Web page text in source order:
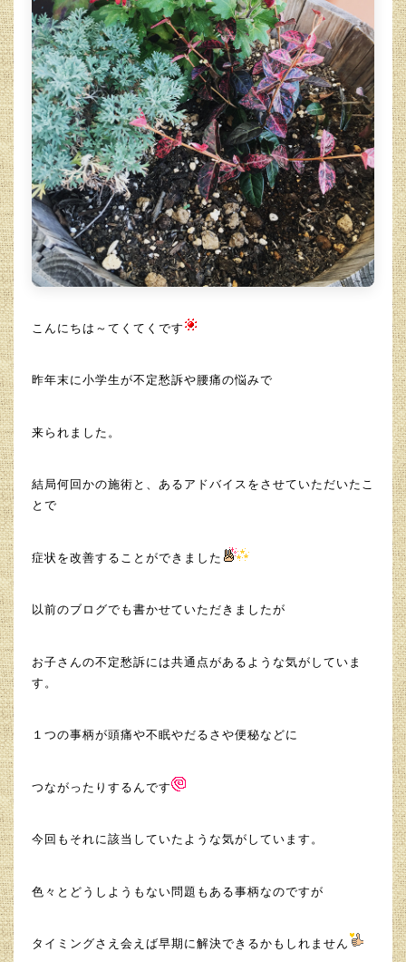
こんにちは～てくてくです
昨年末に小学生が不定愁訴や腰痛の悩みで
来られました。
結局何回かの施術と、あるアドバイスをさせていただいたこ
とで
症状を改善することができました
以前のブログでも書かせていただきましたが
お子さんの不定愁訴には共通点があるような気がしていま
す。
１つの事柄が頭痛や不眠やだるさや便秘などに
つながったりするんです
今回もそれに該当していたような気がしています。
色々とどうしようもない問題もある事柄なのですが
タイミングさえ会えば早期に解決できるかもしれません